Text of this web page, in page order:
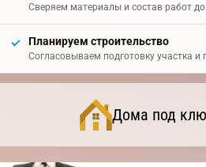
Сверяем материалы и состав работ до
Планируем строительство
Согласовываем подготовку участка и
Дома под